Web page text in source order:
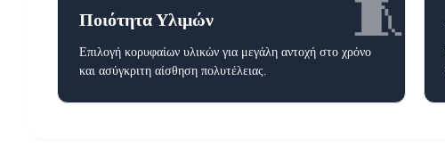
🧵
Ποιότητα Υλιμών
Επιλογή κορυφαίων υλικών για μεγάλη αντοχή στο χρόνο
και ασύγκριτη αίσθηση πολυτέλειας.